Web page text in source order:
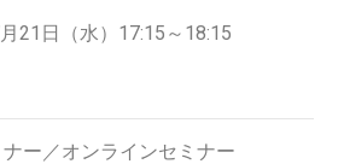
21日（水）17:15～18:15
ー／オンラインセミナー